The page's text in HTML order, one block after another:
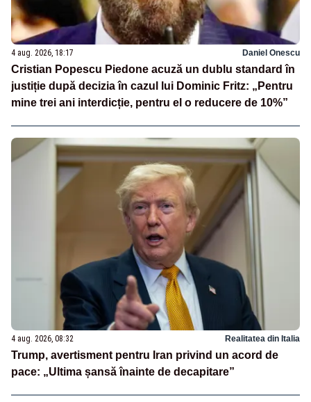
4 aug. 2026, 18:17 Daniel Onescu
Cristian Popescu Piedone acuză un dublu standard în
justiție după decizia în cazul lui Dominic Fritz: „Pentru
mine trei ani interdicție, pentru el o reducere de 10%”
4 aug. 2026, 08:32 Realitatea din Italia
Trump, avertisment pentru Iran privind un acord de
pace: „Ultima șansă înainte de decapitare”